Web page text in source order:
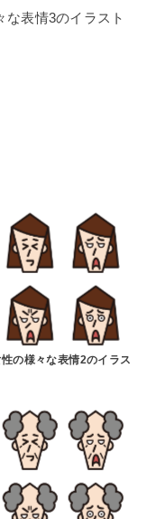
な表情3のイラスト
の様々な表情2のイラス